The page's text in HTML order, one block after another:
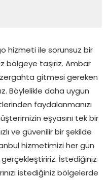
hizmeti ile sorunsuz bir
bölgeye taşırız. Ambar
gitmesi gereken
Böylelikle daha uygun
faydalanmanızı
eşyasını tek bir
ve güvenilir bir şekilde
hizmetimizi her gün
gerçekleştiririz. İstediğiniz
istediğiniz bölgelerde